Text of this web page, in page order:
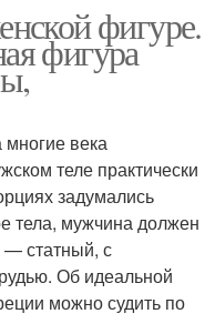
фигуре.
фигура
века
теле практически
задумались
тела, мужчина должен
статный, с
Об идеальной
можно судить по